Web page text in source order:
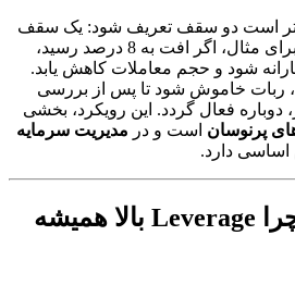
است دو سقف تعریف شود: یک سقف
هشدار و یک سقف توقف. برای مثال، اگر افت به 8 درصد رسید،
شود و حجم معاملات کاهش یابد.
رسید، ربات خاموش شود تا پس از بررسی
دوباره فعال گردد. این رویکرد، بخشی
پرنوسان است و در مدیریت سرمایه
دارد.
محدودیت اهرم؛ چرا Leverage بالا همیشه